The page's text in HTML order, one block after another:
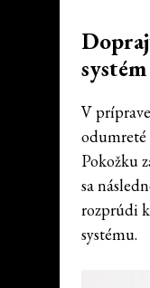
systém
V
Pokožku
sa
rozprúdi
systému.